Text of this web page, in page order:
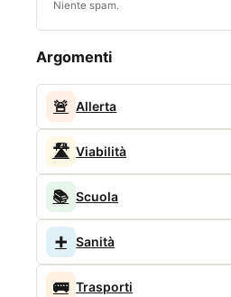
Niente spam.
Argomenti
🚨 Allerta
🛣️ Viabilità
📚 Scuola
➕ Sanità
🚌 Trasporti